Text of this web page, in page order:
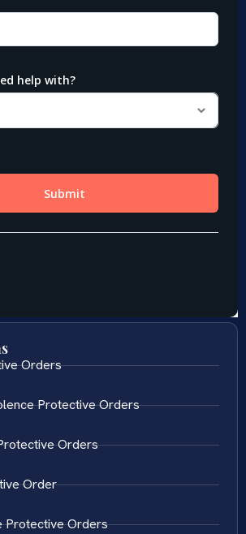
Orders
Protective Orders
Orders
Order
Protective Orders